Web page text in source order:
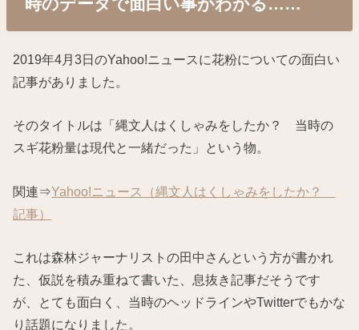
2019年4月3日のYahoo!ニュースに花粉についての面白い
記事がありました。
そのタイトルは「縄文人はくしゃみをしたか？ 当時の
スギ花粉量は現代と一緒だった」という物。
関連⇒Yahoo!ニュース（縄文人はくしゃみをしたか？
記事）
これは森林ジャーナリストの田中さんという方が書かれ
た、仮説を積み重ねて書いた、息抜き記事だそうです
が、とても面白く、当時のヘッドラインやTwitterでもかな
り話題になりました。